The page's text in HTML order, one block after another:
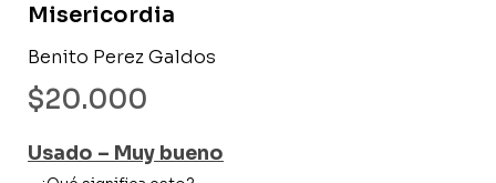
Misericordia
Benito Perez Galdos
$20.000
Usado – Muy bueno